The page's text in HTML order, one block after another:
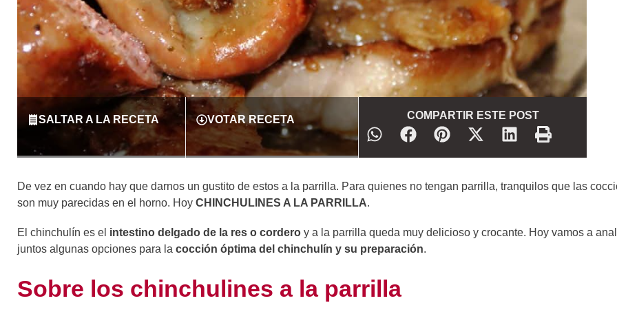
SALTAR A LA RECETA VOTAR RECETA COMPARTIR ESTE POST
De vez en cuando hay que darnos un gustito de estos a la parrilla. Para quienes no tengan parrilla, tranquilos que las
son muy parecidas en el horno. Hoy CHINCHULINES A LA PARRILLA.
El chinchulín es el intestino delgado de la res o cordero y a la parrilla queda muy delicioso y crocante. Hoy vamos a
juntos algunas opciones para la cocción óptima del chinchulín y su preparación.
Sobre los chinchulines a la parrilla